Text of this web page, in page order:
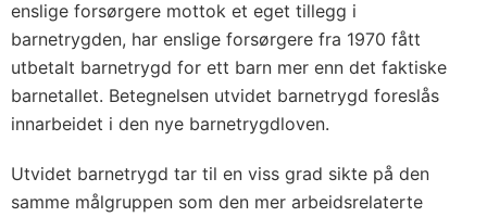
enslige forsørgere mottok et eget tillegg i
barnetrygden, har enslige forsørgere fra 1970 fått
utbetalt barnetrygd for ett barn mer enn det faktiske
barnetallet. Betegnelsen utvidet barnetrygd foreslås
innarbeidet i den nye barnetrygdloven.
Utvidet barnetrygd tar til en viss grad sikte på den
samme målgruppen som den mer arbeidsrelaterte